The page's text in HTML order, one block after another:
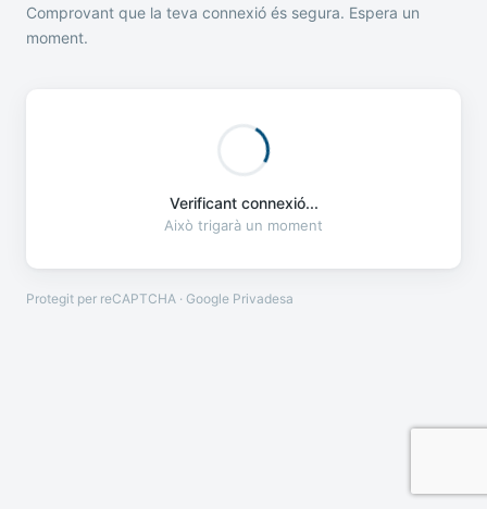
Comprovant que la teva connexió és segura. Espera un
moment.
Verificant connexió...
Això trigarà un moment
Protegit per reCAPTCHA · Google Privadesa